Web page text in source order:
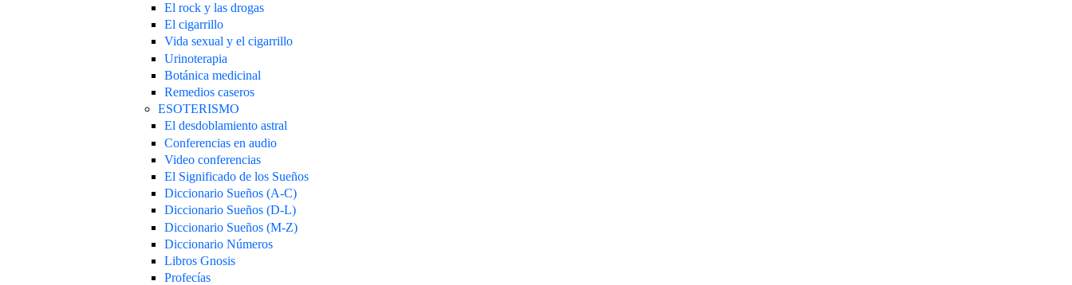
El rock y las drogas
El cigarrillo
Vida sexual y el cigarrillo
Urinoterapia
Botánica medicinal
Remedios caseros
ESOTERISMO
El desdoblamiento astral
Conferencias en audio
Video conferencias
El Significado de los Sueños
Diccionario Sueños (A-C)
Diccionario Sueños (D-L)
Diccionario Sueños (M-Z)
Diccionario Números
Libros Gnosis
Profecías